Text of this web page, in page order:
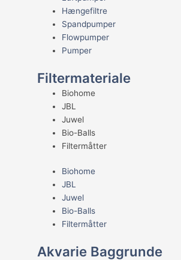
Hængefiltre
Spandpumper
Flowpumper
Pumper
Filtermateriale
Biohome
JBL
Juwel
Bio-Balls
Filtermåtter
Biohome
JBL
Juwel
Bio-Balls
Filtermåtter
Akvarie Baggrunde